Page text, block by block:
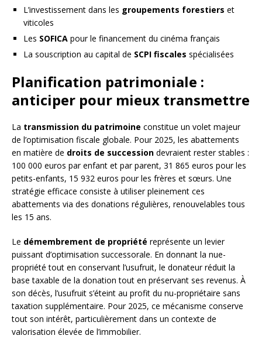
L’investissement dans les groupements forestiers et
viticoles
Les SOFICA pour le financement du cinéma français
La souscription au capital de SCPI fiscales spécialisées
Planification patrimoniale :
anticiper pour mieux transmettre
La transmission du patrimoine constitue un volet majeur
de l’optimisation fiscale globale. Pour 2025, les abattements
en matière de droits de succession devraient rester stables :
100 000 euros par enfant et par parent, 31 865 euros pour les
petits-enfants, 15 932 euros pour les frères et sœurs. Une
stratégie efficace consiste à utiliser pleinement ces
abattements via des donations régulières, renouvelables tous
les 15 ans.
Le démembrement de propriété représente un levier
puissant d’optimisation successorale. En donnant la nue-
propriété tout en conservant l’usufruit, le donateur réduit la
base taxable de la donation tout en préservant ses revenus. À
son décès, l’usufruit s’éteint au profit du nu-propriétaire sans
taxation supplémentaire. Pour 2025, ce mécanisme conserve
tout son intérêt, particulièrement dans un contexte de
valorisation élevée de l’immobilier.